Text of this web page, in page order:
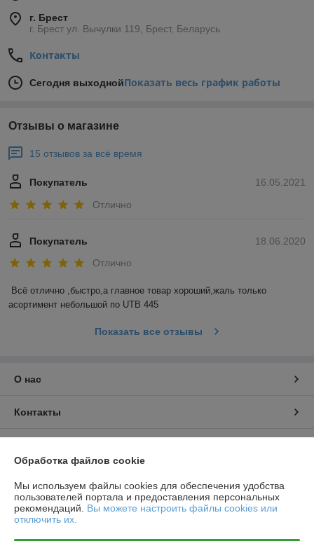
г. Брест
г. Брест ул. Вычулки 119, Брест, Беларусь
Контакты
Сегодня выходнойПоказать весь график работы
Отзывы о магазине
15 отзывов за всё время
16.05.2021
Покупатель
Отлично
18.06.2020
Покупатель
Отлично
Всё отлично ,быстро,а главное товар хороший,жаль только
асортимент небольшой по UTB 445
Показать все отзывы
О нас
Контакты
Полная версия сайта
Обработка файлов cookie
Мы используем файлы cookies для обеспечения удобства
пользователей портала и предоставления персональных
рекомендаций. Вы можете настроить файлы cookies или
отключить их.